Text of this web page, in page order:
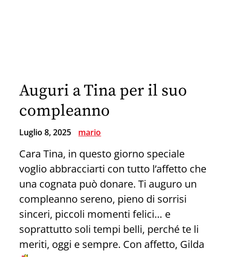
Auguri a Tina per il suo
compleanno
Luglio 8, 2025 mario
Cara Tina, in questo giorno speciale
voglio abbracciarti con tutto l’affetto che
una cognata può donare. Ti auguro un
compleanno sereno, pieno di sorrisi
sinceri, piccoli momenti felici… e
soprattutto soli tempi belli, perché te li
meriti, oggi e sempre. Con affetto, Gilda